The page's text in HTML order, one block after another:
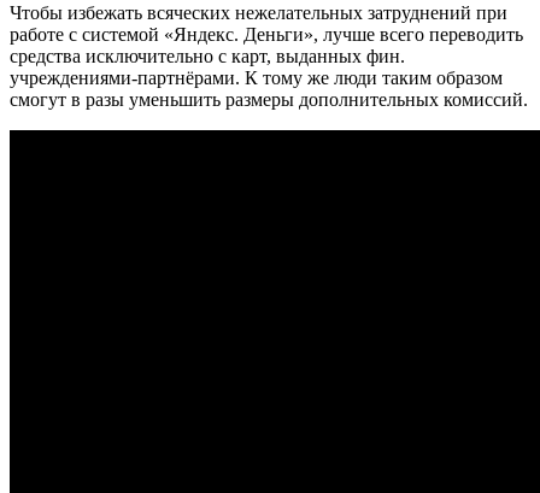
Чтобы избежать всяческих нежелательных затруднений при
работе с системой «Яндекс. Деньги», лучше всего переводить
средства исключительно с карт, выданных фин.
учреждениями-партнёрами. К тому же люди таким образом
смогут в разы уменьшить размеры дополнительных комиссий.